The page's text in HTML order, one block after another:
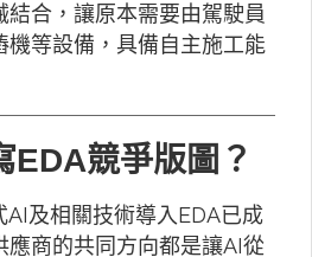
結合，讓原本需要由駕駛員
機等設備，具備自主施工能
EDA競爭版圖？
及相關技術導入EDA已成
應商的共同方向都是讓AI從